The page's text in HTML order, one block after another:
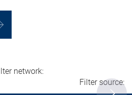
network:
Filter source: